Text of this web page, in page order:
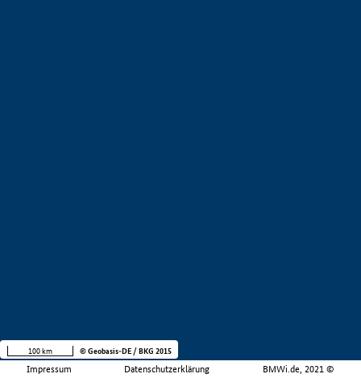
Impressum Datenschutzerklärung BMWi.de, 2021 ©
100 km © Geobasis-DE / BKG 2015